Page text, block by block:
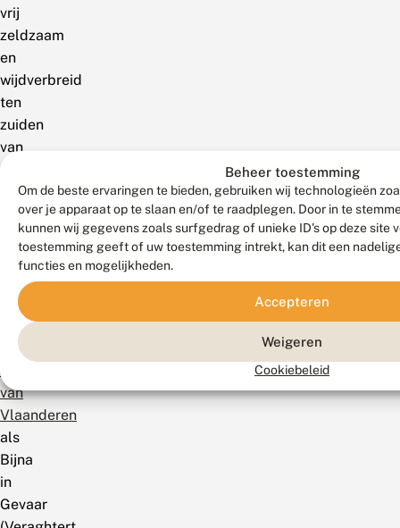
Beheer toestemming
Om de beste ervaringen te bieden, gebruiken wij technologieën
over je apparaat op te slaan en/of te raadplegen. Door in te
kunnen wij gegevens zoals surfgedrag of unieke ID's op deze site
toestemming geeft of uw toestemming intrekt, kan dit een
functies en mogelijkheden.
Accepteren
Weigeren
Cookiebeleid
vrij
zeldzaam
en
wijdverbreid
ten
zuiden
van
Samber
Maas.
soort
staat
Rode
Lijst
van
Vlaanderen
als
Bijna
in
Gevaar